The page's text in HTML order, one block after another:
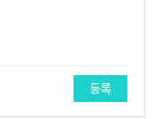
등록